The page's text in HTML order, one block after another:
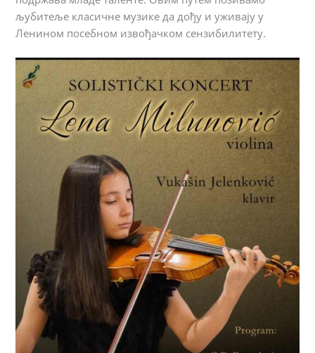
љубитеље класичне музике да дођу и уживају у
Ленином посебном извођачком сензибилитету.